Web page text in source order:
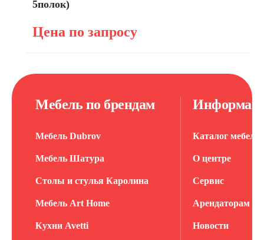
5полок)
Цена по запросу
Мебель по брендам
Мебель Dubrov
Мебель Шатура
Столы и стулья Каролина
Мебель Art Home
Кухни Avetti
Каталог мебели
О центре
Сервис
Арендаторам
Новости